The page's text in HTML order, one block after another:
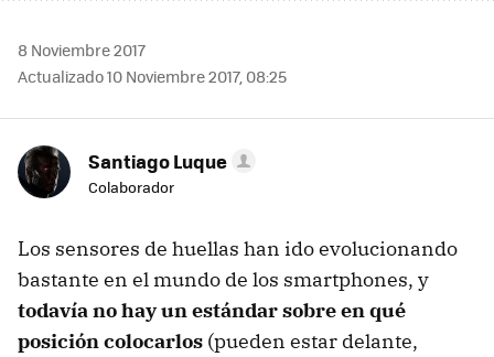
8 Noviembre 2017
Actualizado 10 Noviembre 2017, 08:25
Santiago Luque
Colaborador
Los sensores de huellas han ido evolucionando
bastante en el mundo de los smartphones, y
todavía no hay un estándar sobre en qué
posición colocarlos (pueden estar delante,